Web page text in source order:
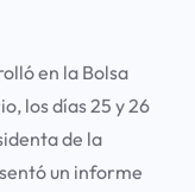
en la Bolsa
los días 25 y 26
de la
un informe